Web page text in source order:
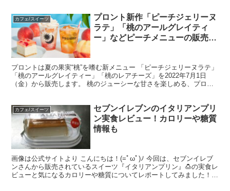
カフェ/スイーツ
プロント新作「ピーチジェリーヌ
ラテ」「桃のアールグレイティ
ー」などピーチメニューの販売期
プロントは夏の果実“桃”を嗜む新メニュー 「ピーチジェリーヌラテ」
「桃のアールグレイティー」「桃のレアチーズ」を2022年7月1日
（金）から販売します。 桃のジューシーな甘さを楽しめる、プロン
カフェ/スイーツ
セブンイレブンのイタリアンプリ
ン実食レビュー！カロリーや糖質
情報も
画像は公式サイトより こんにちは！(=ﾟωﾟ)ﾉ 今回は、セブンイレブ
ンさんから販売されているスイーツ『イタリアンプリン』🍮の実食レ
ビューと気になるカロリーや糖質についてレポートしてみました！